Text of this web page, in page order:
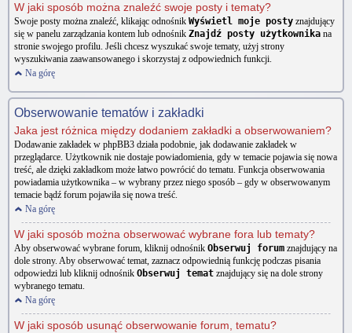
W jaki sposób można znaleźć swoje posty i tematy?
Swoje posty można znaleźć, klikając odnośnik Wyświetl moje posty znajdujący
się w panelu zarządzania kontem lub odnośnik Znajdź posty użytkownika na
stronie swojego profilu. Jeśli chcesz wyszukać swoje tematy, użyj strony
wyszukiwania zaawansowanego i skorzystaj z odpowiednich funkcji.
Na górę
Obserwowanie tematów i zakładki
Jaka jest różnica między dodaniem zakładki a obserwowaniem?
Dodawanie zakładek w phpBB3 działa podobnie, jak dodawanie zakładek w
przeglądarce. Użytkownik nie dostaje powiadomienia, gdy w temacie pojawia się nowa
treść, ale dzięki zakładkom może łatwo powrócić do tematu. Funkcja obserwowania
powiadamia użytkownika – w wybrany przez niego sposób – gdy w obserwowanym
temacie bądź forum pojawiła się nowa treść.
Na górę
W jaki sposób można obserwować wybrane fora lub tematy?
Aby obserwować wybrane forum, kliknij odnośnik Obserwuj forum znajdujący na
dole strony. Aby obserwować temat, zaznacz odpowiednią funkcję podczas pisania
odpowiedzi lub kliknij odnośnik Obserwuj temat znajdujący się na dole strony
wybranego tematu.
Na górę
W jaki sposób usunąć obserwowanie forum, tematu?